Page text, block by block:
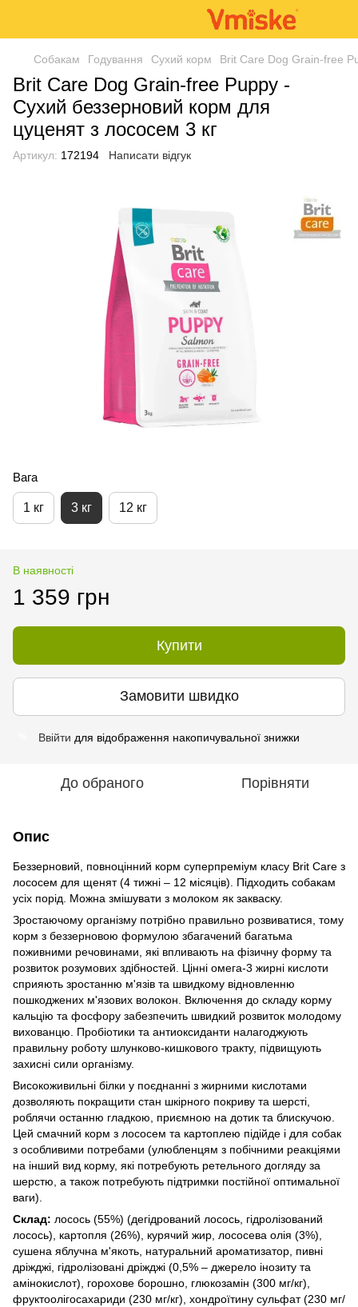
Собакам Годування Сухий корм Brit Care Dog Grain-free
Brit Care Dog Grain-free Puppy -
Сухий беззерновий корм для
цуценят з лососем 3 кг
Артикул: 172194 Написати відгук
Вага
1 кг 3 кг 12 кг
В наявності
1 359 грн
Купити
Замовити швидко
Ввійти для відображення накопичувальної знижки
До обраного Порівняти
Опис
Беззерновий, повноцінний корм суперпреміум класу Brit Care з
лососем для щенят (4 тижні – 12 місяців). Підходить собакам
усіх порід. Можна змішувати з молоком як закваску.
Зростаючому організму потрібно правильно розвиватися, тому
корм з беззерновою формулою збагачений багатьма
поживними речовинами, які впливають на фізичну форму та
розвиток розумових здібностей. Цінні омега-3 жирні кислоти
сприяють зростанню м'язів та швидкому відновленню
пошкоджених м'язових волокон. Включення до складу корму
кальцію та фосфору забезпечить швидкий розвиток молодому
вихованцю. Пробіотики та антиоксиданти налагоджують
правильну роботу шлунково-кишкового тракту, підвищують
захисні сили організму.
Високоживильні білки у поєднанні з жирними кислотами
дозволяють покращити стан шкірного покриву та шерсті,
роблячи останню гладкою, приємною на дотик та блискучою.
Цей смачний корм з лососем та картоплею підійде і для собак
з особливими потребами (улюбленцям з побічними реакціями
на інший вид корму, які потребують ретельного догляду за
шерстю, а також потребують підтримки постійної оптимальної
ваги).
Склад: лосось (55%) (дегідрований лосось, гідролізований
лосось), картопля (26%), курячий жир, лососева олія (3%),
сушена яблучна м'якоть, натуральний ароматизатор, пивні
дріжджі, гідролізовані дріжджі (0,5% – джерело інозиту та
амінокислот), горохове борошно, глюкозамін (300 мг/кг),
фруктоолігосахариди (230 мг/кг), хондроїтину сульфат (230 мг/